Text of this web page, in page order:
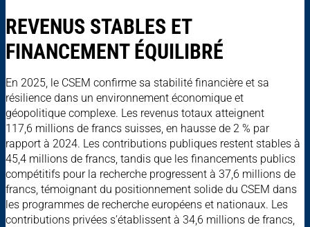
REVENUS STABLES ET
FINANCEMENT ÉQUILIBRÉ
En 2025, le CSEM confirme sa stabilité financière et sa
résilience dans un environnement économique et
géopolitique complexe. Les revenus totaux atteignent
117,6 millions de francs suisses, en hausse de 2 % par
rapport à 2024. Les contributions publiques restent stables à
45,4 millions de francs, tandis que les financements publics
compétitifs pour la recherche progressent à 37,6 millions de
francs, témoignant du positionnement solide du CSEM dans
les programmes de recherche européens et nationaux. Les
contributions privées s’établissent à 34,6 millions de francs,